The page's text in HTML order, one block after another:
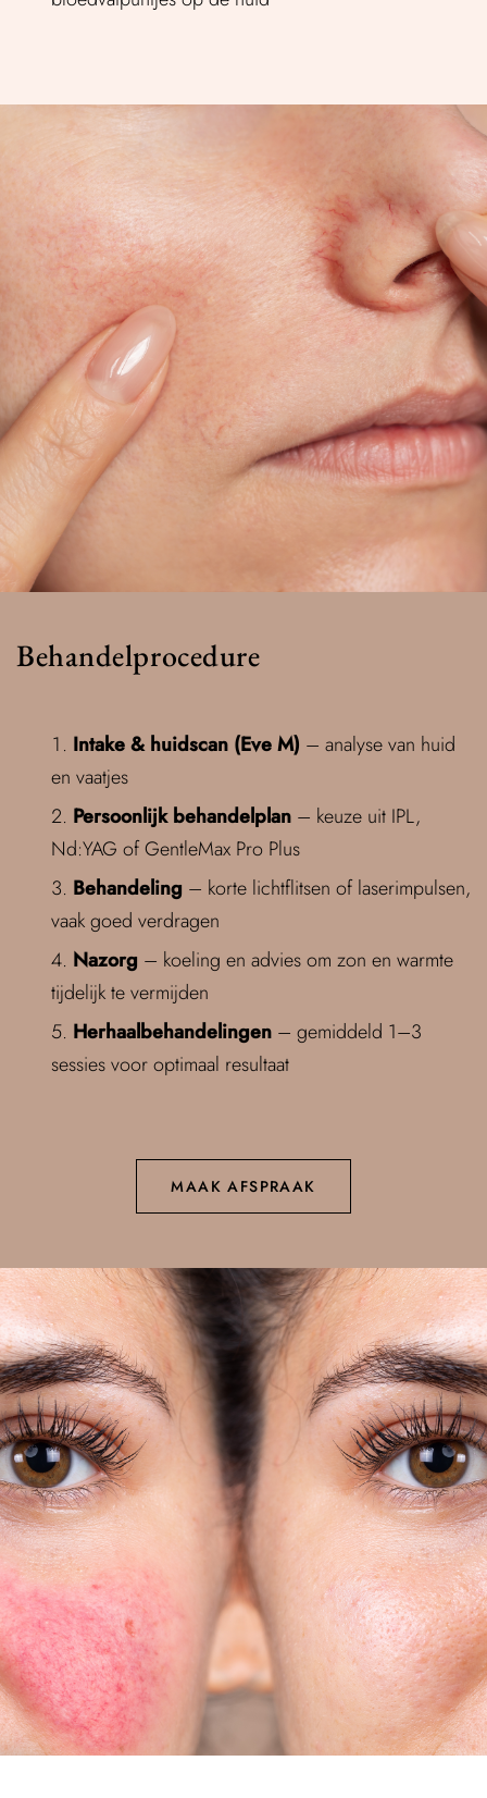
Behandelprocedure
Intake & huidscan (Eve M) – analyse van huid
en vaatjes
Persoonlijk behandelplan – keuze uit IPL,
Nd:YAG of GentleMax Pro Plus
Behandeling – korte lichtflitsen of laserimpulsen,
vaak goed verdragen
Nazorg – koeling en advies om zon en warmte
tijdelijk te vermijden
Herhaalbehandelingen – gemiddeld 1–3
sessies voor optimaal resultaat
MAAK AFSPRAAK